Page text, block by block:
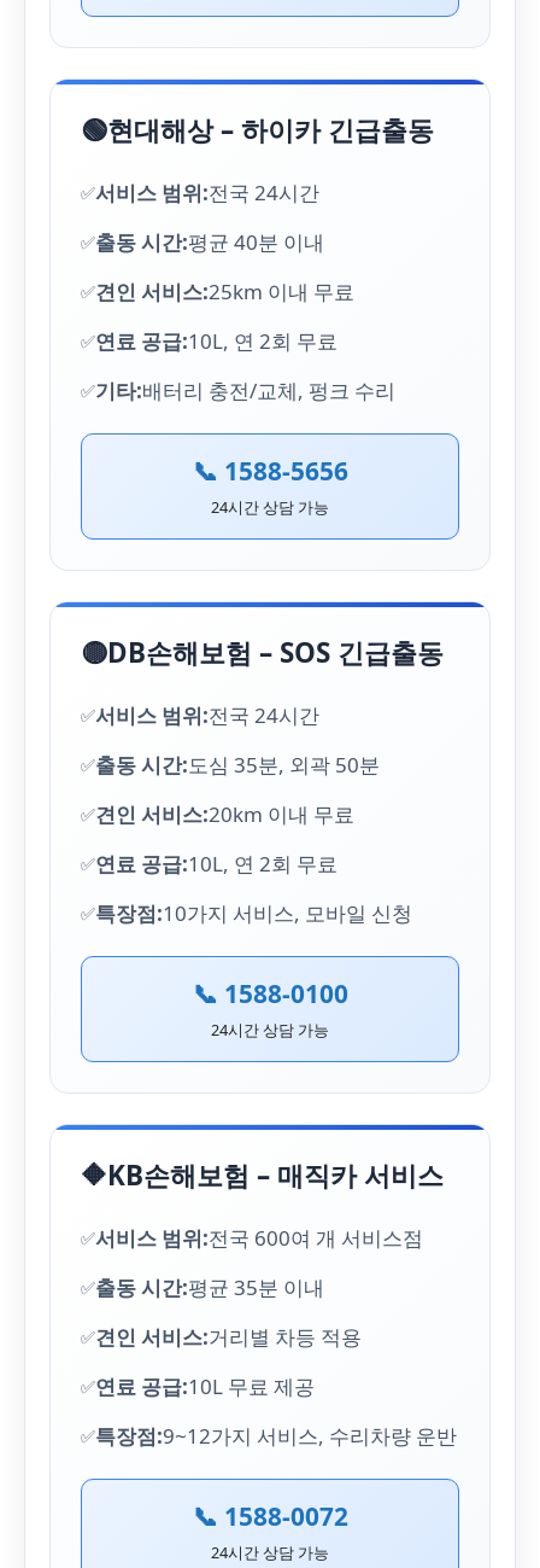
🟢현대해상 – 하이카 긴급출동
서비스 범위:전국 24시간
출동 시간:평균 40분 이내
견인 서비스:25km 이내 무료
연료 공급:10L, 연 2회 무료
기타:배터리 충전/교체, 펑크 수리
📞 1588-5656
24시간 상담 가능
🟡DB손해보험 – SOS 긴급출동
서비스 범위:전국 24시간
출동 시간:도심 35분, 외곽 50분
견인 서비스:20km 이내 무료
연료 공급:10L, 연 2회 무료
특장점:10가지 서비스, 모바일 신청
📞 1588-0100
24시간 상담 가능
🔶KB손해보험 – 매직카 서비스
서비스 범위:전국 600여 개 서비스점
출동 시간:평균 35분 이내
견인 서비스:거리별 차등 적용
연료 공급:10L 무료 제공
특장점:9~12가지 서비스, 수리차량 운반
📞 1588-0072
24시간 상담 가능